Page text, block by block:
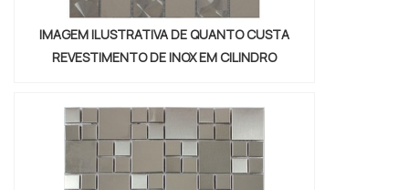
IMAGEM ILUSTRATIVA DE QUANTO CUSTA
REVESTIMENTO DE INOX EM CILINDRO